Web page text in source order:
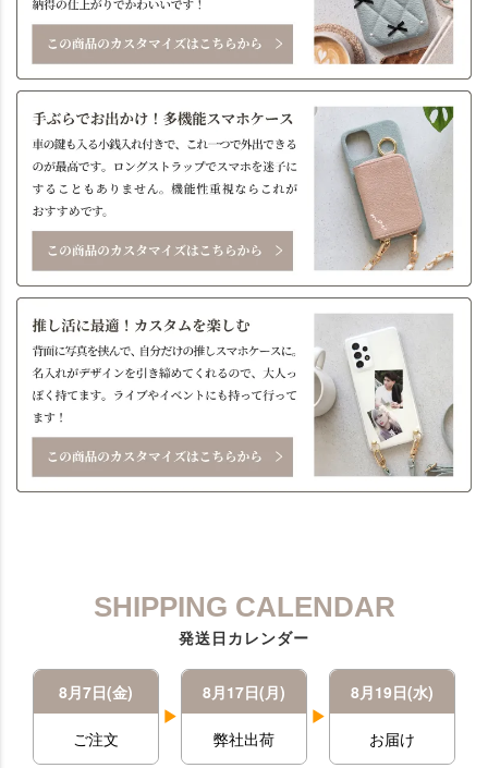
SHIPPING CALENDAR
発送日カレンダー